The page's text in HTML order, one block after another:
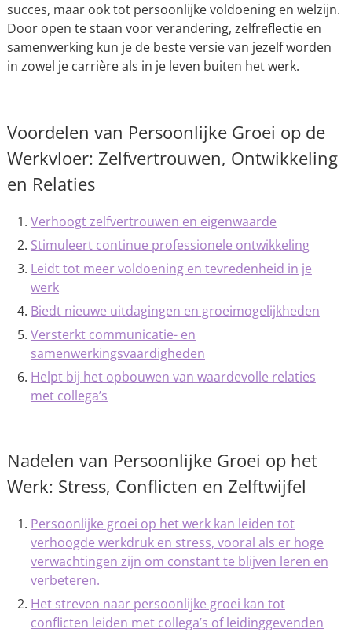
succes, maar ook tot persoonlijke voldoening en welzijn.
Door open te staan voor verandering, zelfreflectie en
samenwerking kun je de beste versie van jezelf worden
in zowel je carrière als in je leven buiten het werk.
Voordelen van Persoonlijke Groei op de
Werkvloer: Zelfvertrouwen, Ontwikkeling
en Relaties
Verhoogt zelfvertrouwen en eigenwaarde
Stimuleert continue professionele ontwikkeling
Leidt tot meer voldoening en tevredenheid in je
werk
Biedt nieuwe uitdagingen en groeimogelijkheden
Versterkt communicatie- en
samenwerkingsvaardigheden
Helpt bij het opbouwen van waardevolle relaties
met collega’s
Nadelen van Persoonlijke Groei op het
Werk: Stress, Conflicten en Zelftwijfel
Persoonlijke groei op het werk kan leiden tot
verhoogde werkdruk en stress, vooral als er hoge
verwachtingen zijn om constant te blijven leren en
verbeteren.
Het streven naar persoonlijke groei kan tot
conflicten leiden met collega’s of leidinggevenden